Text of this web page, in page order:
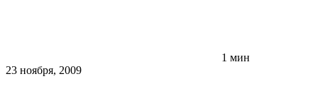
1 мин
23 ноября, 2009